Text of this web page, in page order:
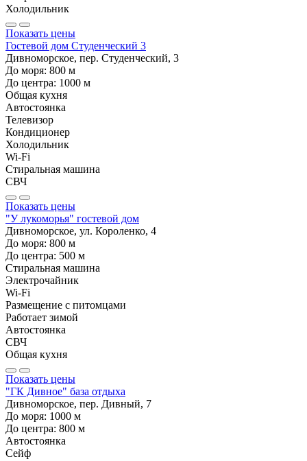
Холодильник
Показать цены
Гостевой дом Студенческий 3
Дивноморское, пер. Студенческий, 3
До моря: 800 м
До центра: 1000 м
Общая кухня
Автостоянка
Телевизор
Кондиционер
Холодильник
Wi-Fi
Стиральная машина
СВЧ
Показать цены
"У лукоморья" гостевой дом
Дивноморское, ул. Короленко, 4
До моря: 800 м
До центра: 500 м
Стиральная машина
Электрочайник
Wi-Fi
Размещение с питомцами
Работает зимой
Автостоянка
СВЧ
Общая кухня
Показать цены
"ГК Дивное" база отдыха
Дивноморское, пер. Дивный, 7
До моря: 1000 м
До центра: 800 м
Автостоянка
Сейф